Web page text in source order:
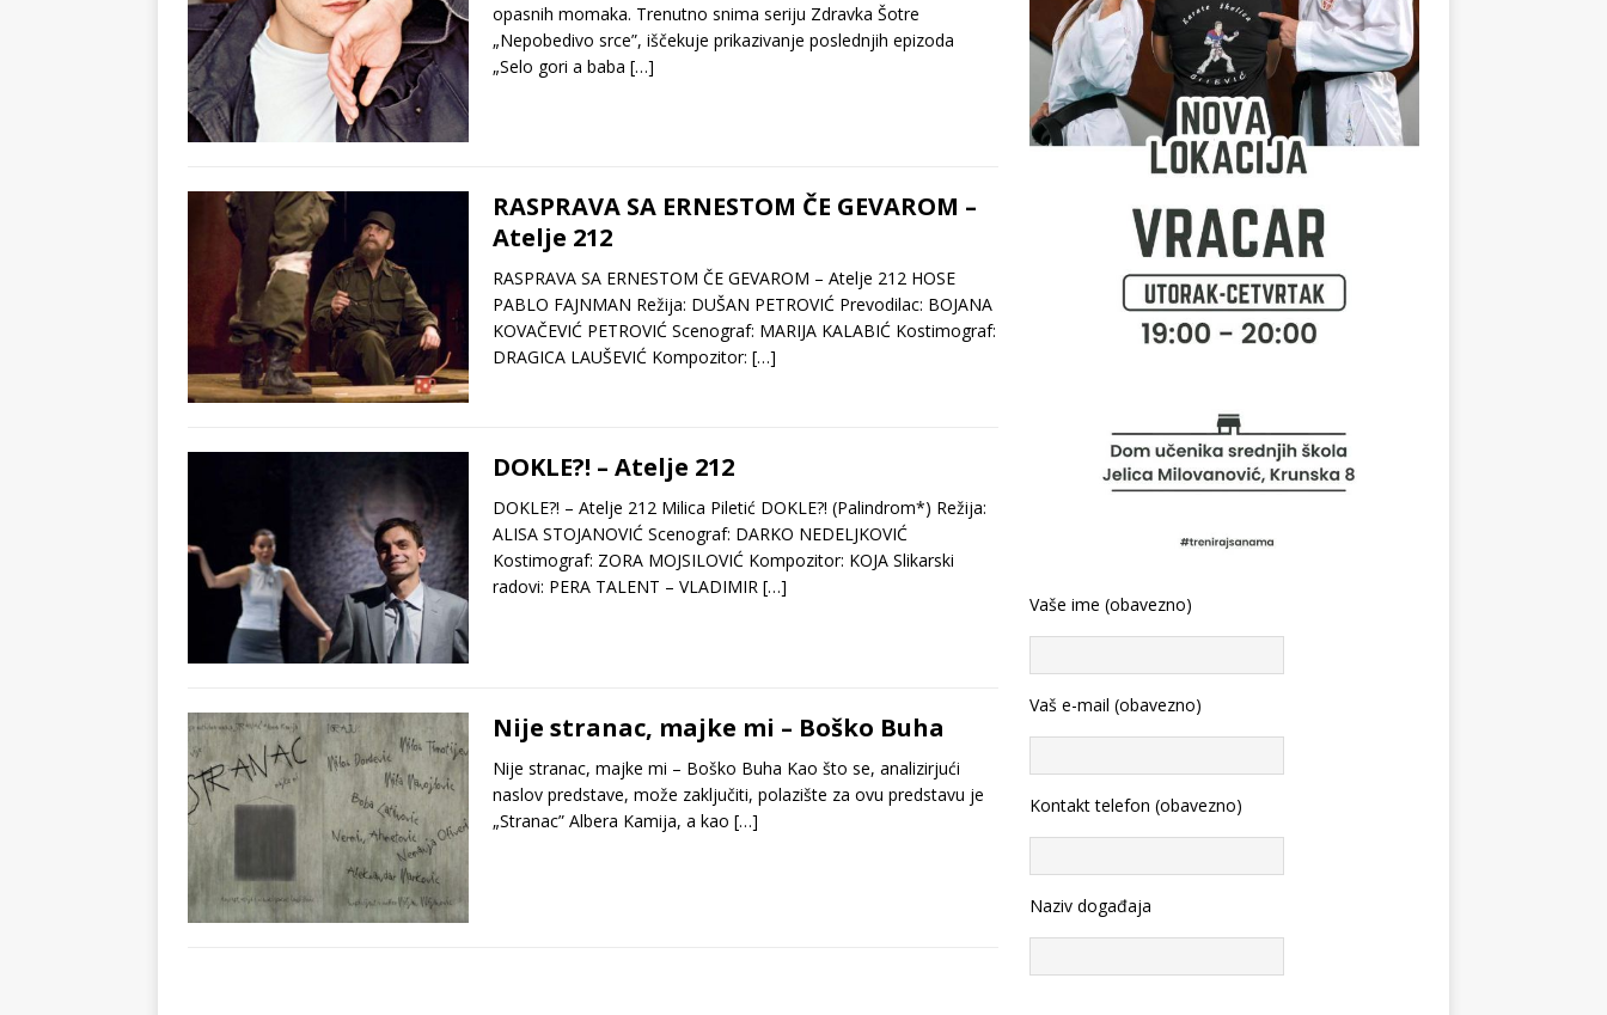
opasnih momaka. Trenutno snima seriju Zdravka Šotre
„Nepobedivo srce”, iščekuje prikazivanje poslednjih epizoda
„Selo gori a baba […]
RASPRAVA SA ERNESTOM ČE GEVAROM –
Atelje 212
RASPRAVA SA ERNESTOM ČE GEVAROM – Atelje 212 HOSE
PABLO FAJNMAN Režija: DUŠAN PETROVIĆ Prevodilac: BOJANA
KOVAČEVIĆ PETROVIĆ Scenograf: MARIJA KALABIĆ Kostimograf:
DRAGICA LAUŠEVIĆ Kompozitor: […]
DOKLE?! – Atelje 212
DOKLE?! – Atelje 212 Milica Piletić DOKLE?! (Palindrom*) Režija:
ALISA STOJANOVIĆ Scenograf: DARKO NEDELJKOVIĆ
Kostimograf: ZORA MOJSILOVIĆ Kompozitor: KOJA Slikarski
radovi: PERA TALENT – VLADIMIR […]
Nije stranac, majke mi – Boško Buha
Nije stranac, majke mi – Boško Buha Kao što se, analizirjući
naslov predstave, može zaključiti, polazište za ovu predstavu je
„Stranac” Albera Kamija, a kao […]
Vaše ime (obavezno)
Vaš e-mail (obavezno)
Kontakt telefon (obavezno)
Naziv događaja